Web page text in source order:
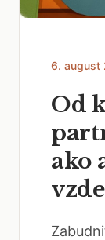
6. august
Od
ako